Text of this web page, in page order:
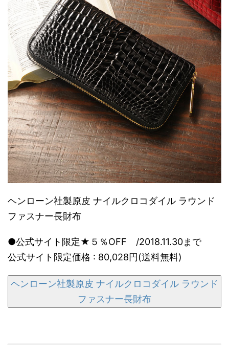
ヘンローン社製原皮 ナイルクロコダイル ラウンド
ファスナー長財布
●公式サイト限定★５％OFF /2018.11.30まで
公式サイト限定価格 : 80,028円(送料無料)
ヘンローン社製原皮 ナイルクロコダイル ラウンド
ファスナー長財布